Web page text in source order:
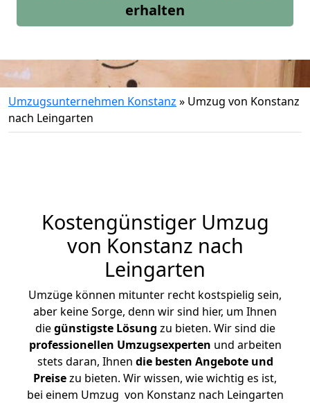
erhalten
Umzugsunternehmen Konstanz » Umzug von Konstanz
nach Leingarten
Kostengünstiger Umzug
von Konstanz nach
Leingarten
Umzüge können mitunter recht kostspielig sein,
aber keine Sorge, denn wir sind hier, um Ihnen
diegünstigste Lösung zu bieten. Wir sind die
professionellen Umzugsexperten und arbeiten
stets daran, Ihnen die besten Angebote und
Preisezu bieten. Wir wissen, wie wichtig es ist,
bei einem Umzug von Konstanz nach Leingarten